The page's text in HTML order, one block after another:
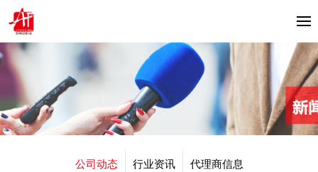
首頁
关于我们
产品中心
Horizon
合作伙伴
公司动态 行业资讯 代理商信息